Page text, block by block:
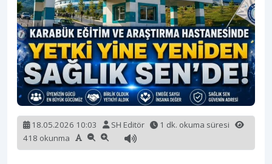
18.05.2026 10:03 SH Editör
1 dk. okuma süresi
418 okunma